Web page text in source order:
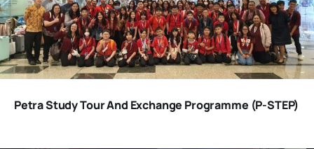
Petra Study Tour And Exchange Programme (P-STEP)